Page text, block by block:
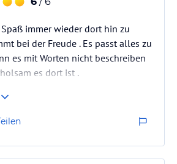
immer wieder dort hin zu
bei der Freude . Es passt alles zu
es mit Worten nicht beschreiben
es dort ist .